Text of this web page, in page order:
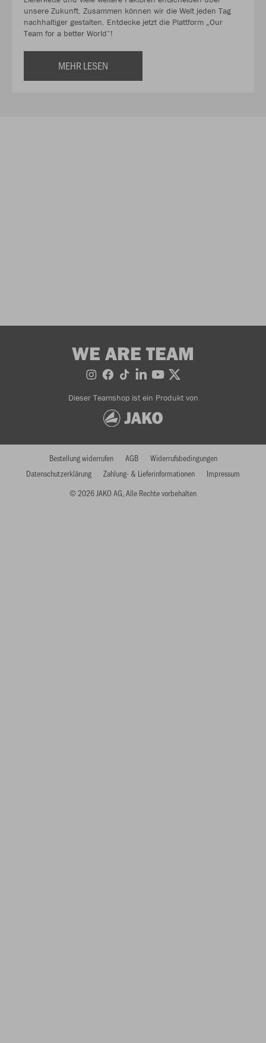
unsere Zukunft. Zusammen können wir die Welt jeden Tag
nachhaltiger gestalten. Entdecke jetzt die Plattform „Our
Team for a better World“!
MEHR LESEN
WE ARE TEAM
Dieser Teamshop ist ein Produkt von
© 2026 JAKO AG, Alle Rechte vorbehalten
Bestellung widerrufen AGB
Widerrufsbedingungen
Datenschutzerklärung
Zahlung- & Lieferinformationen Impressum